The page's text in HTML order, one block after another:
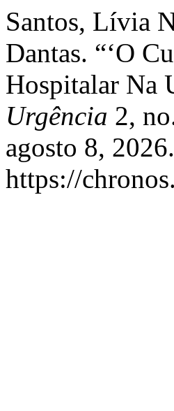
Santos, Lívia
Dantas. “‘O
Hospitalar Na
Urgência 2,
agosto 8, 2026.
https://